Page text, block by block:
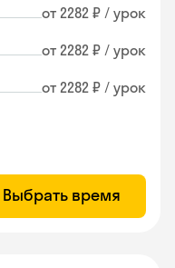
от 2282 ₽ / урок
от 2282 ₽ / урок
от 2282 ₽ / урок
Выбрать время